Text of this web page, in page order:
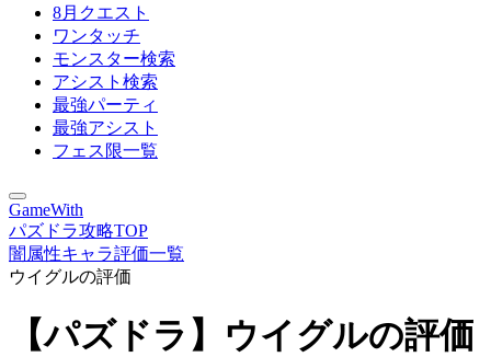
8月クエスト
ワンタッチ
モンスター検索
アシスト検索
最強パーティ
最強アシスト
フェス限一覧
GameWith
パズドラ攻略TOP
闇属性キャラ評価一覧
ウイグルの評価
【パズドラ】ウイグルの評価